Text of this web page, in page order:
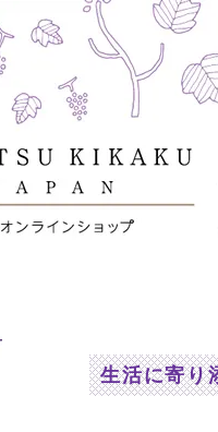
生活に寄り